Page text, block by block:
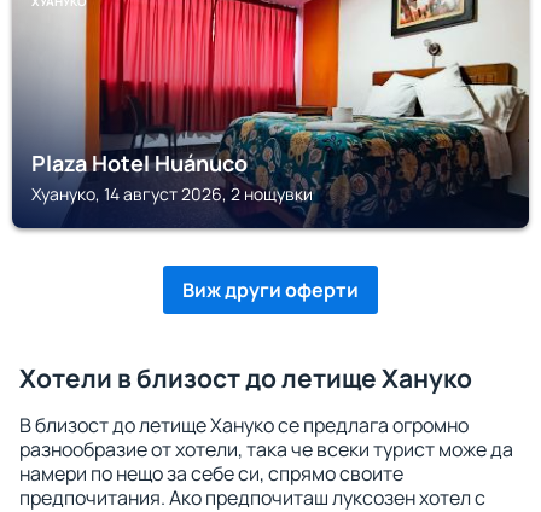
Plaza Hotel Huánuco
Хуануко, 14 август 2026, 2 нощувки
Виж други оферти
Хотели в близост до летище Хануко
В близост до летище Хануко се предлага огромно
разнообразие от хотели, така че всеки турист може да
намери по нещо за себе си, спрямо своите
предпочитания. Ако предпочиташ луксозен хотел с